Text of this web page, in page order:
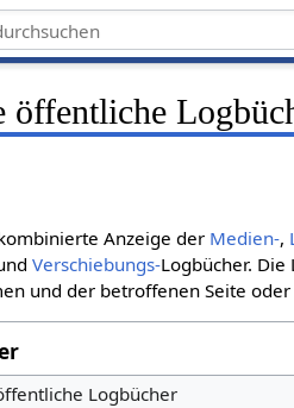
öffentliche
Anzeige der Medien-,
Verschiebungs-Logbücher.
und der betroffenen Seite
Logbücher